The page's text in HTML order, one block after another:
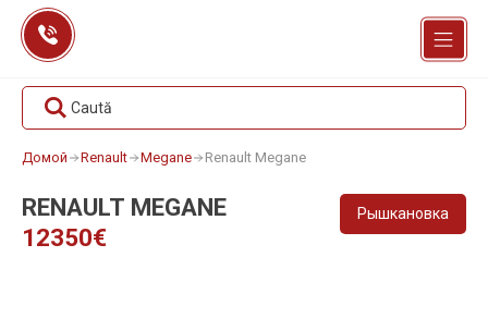
Перейти
содержанию
Caută
Домой Renault Megane Renault Megane
RENAULT MEGANE
12350€
Рышкановка